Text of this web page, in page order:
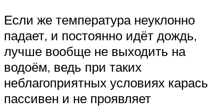
Если же температура неуклонно
падает, и постоянно идёт дождь,
лучше вообще не выходить на
водоём, ведь при таких
неблагоприятных условиях карась
пассивен и не проявляет